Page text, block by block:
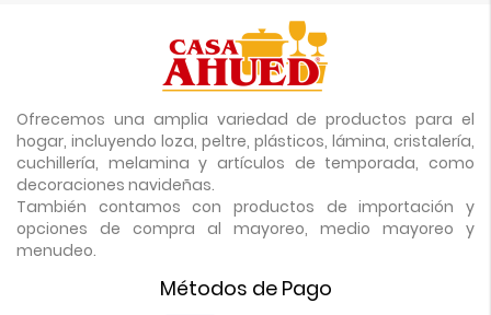
Ofrecemos una amplia variedad de productos para el
hogar, incluyendo loza, peltre, plásticos, lámina, cristalería,
cuchillería, melamina y artículos de temporada, como
decoraciones navideñas.
También contamos con productos de importación y
opciones de compra al mayoreo, medio mayoreo y
menudeo.
Métodos de Pago